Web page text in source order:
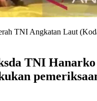
TNI Angkatan Laut
TNI Hanarko